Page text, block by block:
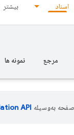
اسناد بیشتر
مرجع نمونه ها
به‌وسیله